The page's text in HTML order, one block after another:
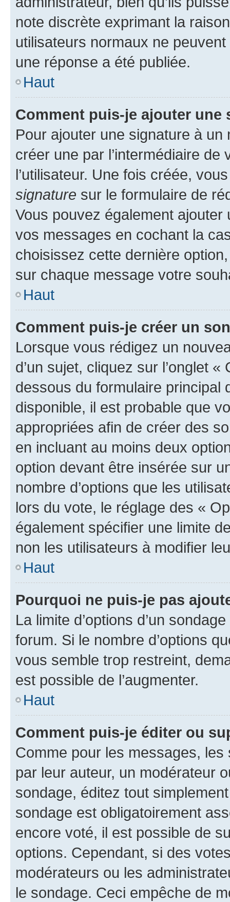
note discrète exprimant la
utilisateurs normaux ne
une réponse a été publiée.
Haut
Comment puis-je ajouter une
Pour ajouter une signature à un
créer une par l’intermédiaire
l’utilisateur. Une fois créée,
signature sur le formulaire de
Vous pouvez également
vos messages en cochant la
choisissez cette dernière
sur chaque message votre
Haut
Comment puis-je créer un
Lorsque vous rédigez un
d’un sujet, cliquez sur l’onglet
dessous du formulaire principal
disponible, il est probable que
appropriées afin de créer des
en incluant au moins deux
option devant être insérée sur
nombre d’options que les
lors du vote, le réglage des «
également spécifier une limite
non les utilisateurs à modifier
Haut
Pourquoi ne puis-je pas
La limite d’options d’un
forum. Si le nombre d’options
vous semble trop restreint,
est possible de l’augmenter.
Haut
Comment puis-je éditer ou
Comme pour les messages,
par leur auteur, un modérateur
sondage, éditez tout
sondage est obligatoirement
encore voté, il est possible de
options. Cependant, si des
modérateurs ou les
le sondage. Ceci empêche de